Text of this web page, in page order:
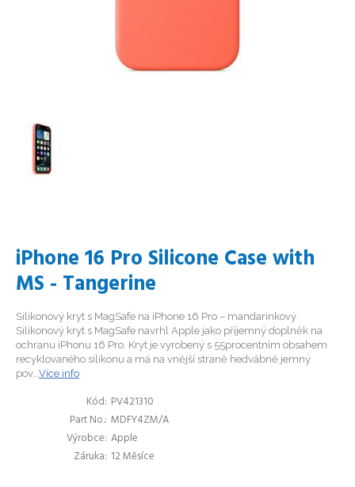
iPhone 16 Pro Silicone Case with
MS - Tangerine
Silikonový kryt s MagSafe na iPhone 16 Pro – mandarinkový
Silikonový kryt s MagSafe navrhl Apple jako příjemný doplněk na
ochranu iPhonu 16 Pro. Kryt je vyrobený s 55procentním obsahem
recyklovaného silikonu a má na vnější straně hedvábně jemný
pov...Více info
Kód PV421310
Part No. MDFY4ZM/A
Výrobce Apple
Záruka 12 Měsíce